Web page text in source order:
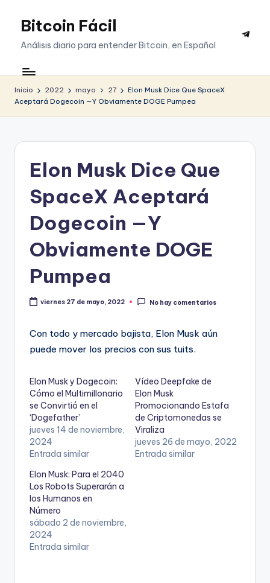
SaltarBitcoin Fácil
Análisis diario para entender Bitcoin, en Español
Inicio 2022 mayo 27
Elon Musk Dice Que SpaceX
Aceptará Dogecoin —Y Obviamente DOGE Pumpea
Elon Musk Dice Que
SpaceX Aceptará
Dogecoin —Y
Obviamente DOGE
Pumpea
viernes 27 de mayo, 2022 No hay comentarios
Con todo y mercado bajista, Elon Musk aún
puede mover los precios con sus tuits.
Elon Musk y Dogecoin:
Cómo el Multimillonario
se Convirtió en el
‘Dogefather’
jueves 14 de noviembre,
2024
Entrada similar
Vídeo Deepfake de
Elon Musk
Promocionando Estafa
de Criptomonedas se
Viraliza
jueves 26 de mayo, 2022
Entrada similar
Elon Musk: Para el 2040
Los Robots Superarán a
los Humanos en
Número
sábado 2 de noviembre,
2024
Entrada similar